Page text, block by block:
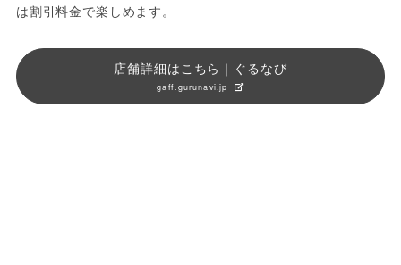
は割引料金で楽しめます。
店舗詳細はこちら｜ぐるなび
gaff.gurunavi.jp